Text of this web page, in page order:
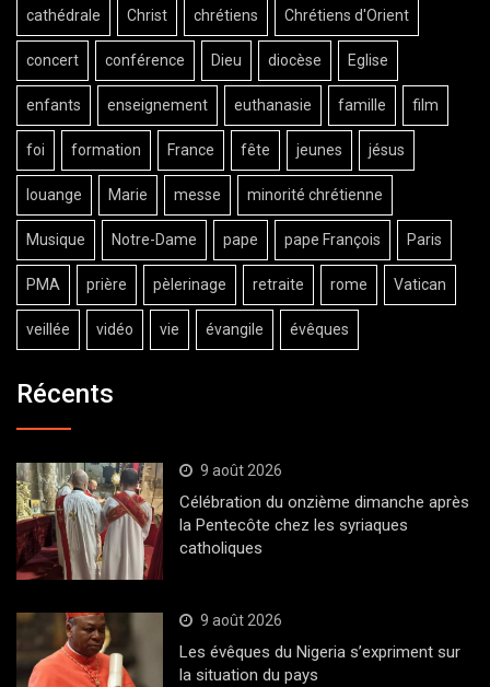
cathédrale Christ chrétiens Chrétiens d'Orient
concert conférence Dieu diocèse Eglise
enfants enseignement euthanasie famille film
foi formation France fête jeunes jésus
louange Marie messe minorité chrétienne
Musique Notre-Dame pape pape François Paris
PMA prière pèlerinage retraite rome Vatican
veillée vidéo vie évangile évêques
Récents
9 août 2026
Célébration du onzième dimanche après
la Pentecôte chez les syriaques
catholiques
9 août 2026
Les évêques du Nigeria s’expriment sur
la situation du pays